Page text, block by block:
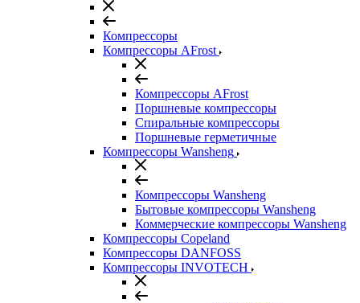
Компрессоры
Компрессоры AFrost
Компрессоры AFrost
Поршневые компрессоры
Спиральные компрессоры
Поршневые герметичные
Компрессоры Wansheng
Компрессоры Wansheng
Бытовые компрессоры Wansheng
Коммерческие компрессоры Wansheng
Компрессоры Copeland
Компрессоры DANFOSS
Компрессоры INVOTECH